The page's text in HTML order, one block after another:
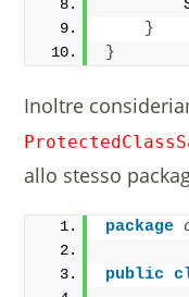
}
}
Inoltre
allo stesso
package
public